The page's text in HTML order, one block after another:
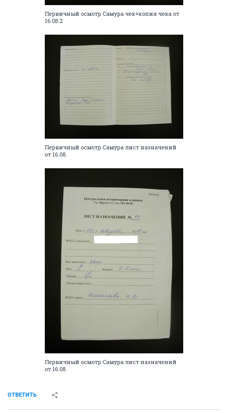
Первичный осмотр Самура чек+копия чека от
16.08.2
Первичный осмотр Самура лист назначений
от 16.08.
Первичный осмотр Самура лист назначений
от 16.08.
ОТВЕТИТЬ